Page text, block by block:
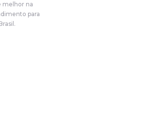
melhor na
para